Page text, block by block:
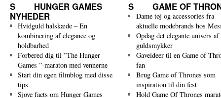
HUNGER GAMES
NYHEDER
Hvidguld halskæde – En
kombinering af elegance og
holdbarhed
Forbered dig til ”The Hunger
Games ”-maraton med vennerne
Start din egen filmblog med disse
tips
Sjove facts om Hunger Games
GAME OF
Dame tøj og accessories fra
aktuelle modebrands hos
Opdag det elegante univers af
guldsmykker
Gaveideer til en Game of
fan
Brug Game of Thrones som
inspiration til din fest
Hold Game Of Thrones